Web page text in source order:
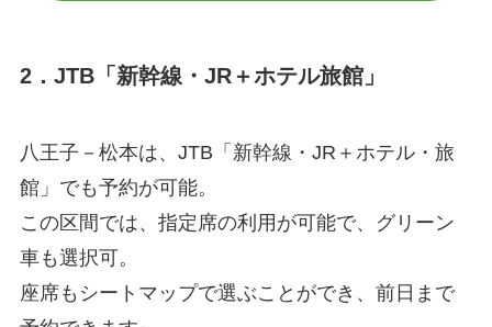
2．JTB「新幹線・JR＋ホテル旅館」
八王子－松本は、JTB「新幹線・JR＋ホテル・旅
館」でも予約が可能。
この区間では、指定席の利用が可能で、グリーン
車も選択可。
座席もシートマップで選ぶことができ、前日まで